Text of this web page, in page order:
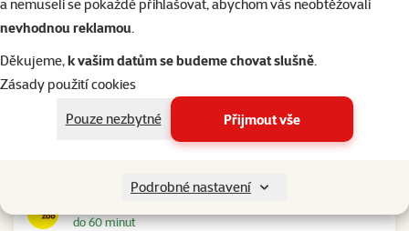
a nemuseli se pokaždé přihlašovat, abychom vás neobtěžovali
nevhodnou reklamou.
Děkujeme,k vašim datům se budeme chovat slušně.
Zásady použití cookies
Pouze nezbytné
Přijmout vše
Podrobné nastavení
Kolín Ovčáry
Ovčáry 304, Ovčáry
Kozomín
do 60 minut